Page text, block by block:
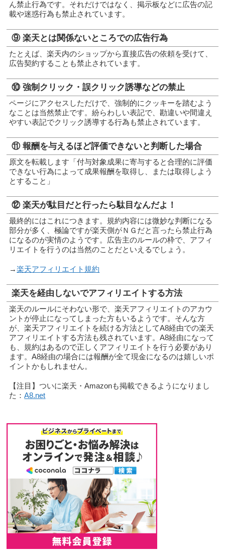
ん禁止行為です。それだけではなく、掲示板などに広告の記
載や迷惑行為も禁止されています。
⑨ 楽天とは関係ないところでの広告行為
たとえば、楽天内のショップから直接広告の依頼を受けて、
広告契約することも禁止されています。
⑩ 強制クリック・誤クリック誘導などの禁止
ページにアクセスしただけで、強制的にクッキーを踏むよう
なことは当然禁止です。紛らわしい表記で、勘違いや間違え
やすい表記でクリック誘導する行為も禁止されています。
⑪ 報酬を与えるほど評価できないと判断した場合
原文を転載します「付与対象成果に寄与すると合理的に評価
できない行為によって成果報酬を取得し、または取得しよう
とすること」
⑫ 楽天が駄目だと行ったら駄目なんだよ！
最終的にはこれにつきます。規約内容には微妙な判断になる
部分が多く、極論ですが楽天側がＮＧだと言ったら禁止行為
になるのが実情のようです。広告主のルールの枠で、アフィ
リエイトを行うのは当然のことだといえるでしょう。
→楽天アフィリエイト規約
楽天を経由しないでアフィリエイトする方法
楽天のルールにそわない形で、楽天アフィリエイトのアカウ
ントが停止になってしまった方もいるようです。そんな方
が、楽天アフィリエイトを続ける方法としてA8経由での楽天
アフィリエイトする方法も残されています。A8経由になって
も、規約はあるので正しくアフィリエイトを行う必要があり
ます。A8経由の場合には報酬が全て現金になるのは嬉しいポ
イントかもしれません。
【注目】ついに楽天・Amazonも掲載できるようになりまし
た：A8.net